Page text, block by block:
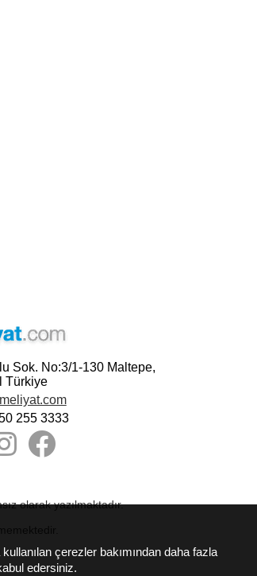
çerezler bakımından daha fazla
edersiniz.
Sok. No:3/1-130 Maltepe,
Türkiye
255 3333
olarak yazılmaktadır.